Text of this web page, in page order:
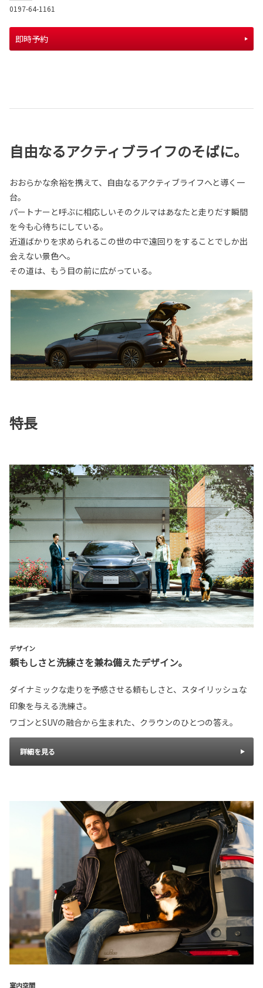
0197-64-1161
即時予約
自由なるアクティブライフのそばに。
おおらかな余裕を携えて、自由なるアクティブライフへと導く一
台。
パートナーと呼ぶに相応しいそのクルマはあなたと走りだす瞬間
を今も心待ちにしている。
近道ばかりを求められるこの世の中で遠回りをすることでしか出
会えない景色へ。
その道は、もう目の前に広がっている。
特長
デザイン
頼もしさと洗練さを兼ね備えたデザイン。
ダイナミックな走りを予感させる頼もしさと、スタイリッシュな
印象を与える洗練さ。
ワゴンとSUVの融合から生まれた、クラウンのひとつの答え。
詳細を見る
室内空間